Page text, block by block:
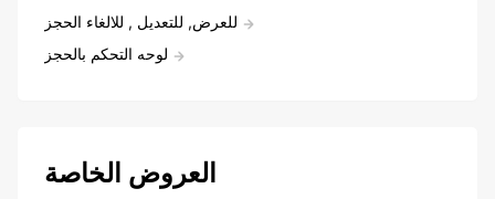
للعرض, للتعديل , للالغاء الحجز
لوحه التحكم بالحجز
العروض الخاصة